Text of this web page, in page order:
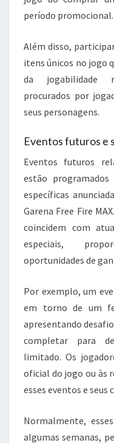
período promocional.
Além disso,
itens únicos no jogo
da jogabilidade
procurados por
seus personagens.
Eventos futuros e
Eventos futuros
estão
específicas
Garena Free Fire
coincidem com
especiais,
oportunidades de
Por exemplo, um
em torno de um
apresentando
completar para
limitado. Os
oficial do jogo ou às
esses eventos e seus
Normalmente,
algumas semanas,